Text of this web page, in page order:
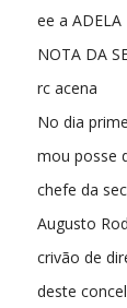
ee a ADELA
NOTA DA
rc acena
No dia
mou posse
chefe da
Augusto
crivão de
deste